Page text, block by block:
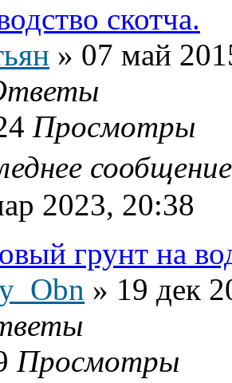
скотча.
» 07 май
Просмотры
2023, 20:38
грунт на
» 19 дек
Просмотры